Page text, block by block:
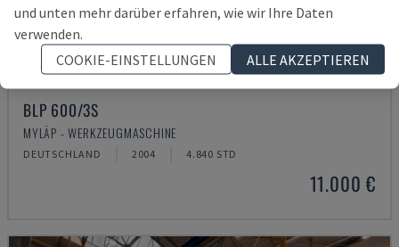
BLP 600/3S
MYLÄP - WERKZEUGMASCHINE
DEUTSCHLAND 2004 4.840 STD
11.000 €
und unten mehr darüber erfahren, wie wir Ihre Daten
verwenden.
COOKIE-EINSTELLUNGEN
ALLE AKZEPTIEREN